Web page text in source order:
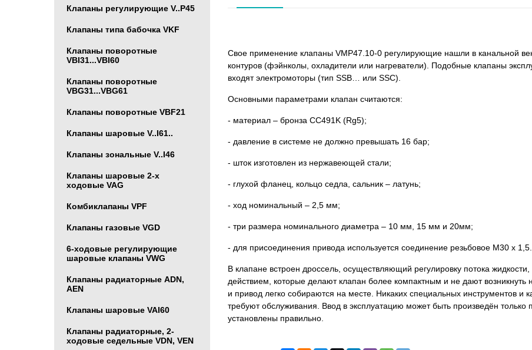
Клапаны регулирующие V..P45
Клапаны типа бабочка VKF
Клапаны поворотные
VBI31...VBI60
Клапаны поворотные
VBG31...VBG61
Клапаны поворотные VBF21
Клапаны шаровые V..I61..
Клапаны зональные V..I46
Клапаны шаровые 2-х
ходовые VAG
Комбиклапаны VPF
Клапаны газовые VGD
6-ходовые регулирующие
шаровые клапаны VWG
Клапаны радиаторные ADN,
AЕN
Клапаны шаровые VAI60
Клапаны радиаторные, 2-
ходовые седельные VDN, VEN
Свое применение клапаны VMP47.10-0 регулирующие нашли в канальной
контуров (фэйнколы, охладители или нагреватели). Подобные клапаны
входят электромоторы (тип SSB… или SSC).
Основными параметрами клапан считаются:
- материал – бронза CC491K (Rg5);
- давление в системе не должно превышать 16 бар;
- шток изготовлен из нержавеющей стали;
- глухой фланец, кольцо седла, сальник – латунь;
- ход номинальный – 2,5 мм;
- три размера номинального диаметра – 10 мм, 15 мм и 20мм;
- для присоединения привода используется соединение резьбовое M30 x 1,5.
В клапане встроен дроссель, осуществляющий регулировку потока
действием, которые делают клапан более компактным и не дают возникнуть
и привод легко собираются на месте. Никаких специальных инструментов
требуют обслуживания. Ввод в эксплуатацию может быть произведён только
установлены правильно.